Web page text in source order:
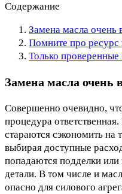
Содержание
Замена масла очень
Помните про ресурс
Только
Замена масла очень
Совершенно очевидно,
процедура
стараются сэкономить на
выбирая доступные
попадаются подделки или
детали. В том числе и
опасно для силового